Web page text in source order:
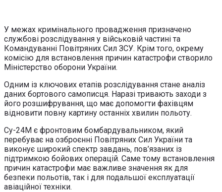
У межах кримінального провадження призначено
службові розслідування у військовій частині та
Командуванні Повітряних Сил ЗСУ. Крім того, окрему
комісію для встановлення причин катастрофи створило
Міністерство оборони України.
Одним із ключових етапів розслідування стане аналіз
даних бортового самописця. Наразі тривають заходи з
його розшифрування, що має допомогти фахівцям
відновити повну картину останніх хвилин польоту.
Су-24М є фронтовим бомбардувальником, який
перебуває на озброєнні Повітряних Сил України та
виконує широкий спектр завдань, пов’язаних із
підтримкою бойових операцій. Саме тому встановлення
причин катастрофи має важливе значення як для
безпеки польотів, так і для подальшої експлуатації
авіаційної техніки.